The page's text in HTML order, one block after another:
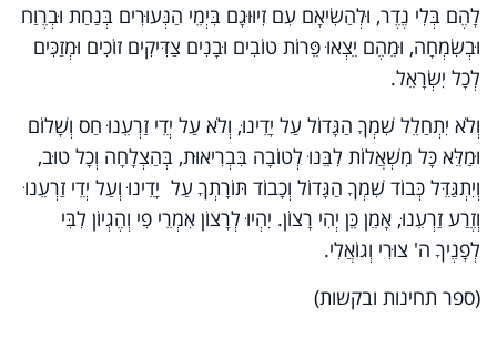
לָהֶם בְּלִי נֶדֶר, וּלְהַשִׂיאָם עִם זִיוּוּגָם בִּיְמֵי הַנְּעוּרִים בְּנַחַת וּבְרֶוַח
וּבְשִׂמְחָה, וּמֵהֶם יֵצְאוּ פֵּרוֹת טוֹבִים וּבָנִים צַדִּיקִים זוֹכִים וּמְזַכִּים
לְכָל יִשְׂרָאֵל.
וְלֹא יִתְחַלֵל שִׁמְךָ הַגָּדוֹל עַל יָדֵינוּ, וְלֹא עַל יְדֵי זַרְעֵנוּ חַס וְשָׁלוֹם
וּמַלֵּא כָּל מִשְׁאֲלוֹת לִבֵּנוּ לְטוֹבָה בִּבְרִיאוּת, בְּהַצְלָחָה וְכָל טוּב,
וְיִתְגַּדֵּל כְּבוֹד שִׁמְךָ הַגָּדוֹל וְכָבוֹד תּוֹרָתְךָ עַל יָדֵינוּ וְעַל יְדֵי זַרְעֵנוּ
וְזֶרַע זַרְעֵנוּ, אָמֵן כֵּן יְהִי רָצוֹן. יִהְיוּ לְרָצוֹן אִמְרֵי פִי וְהֶגְיוֹן לִבִּי
לְפָנֶיךָ ה' צוּרִי וְגוֹאֲלִי.
(ספר תחינות ובקשות(